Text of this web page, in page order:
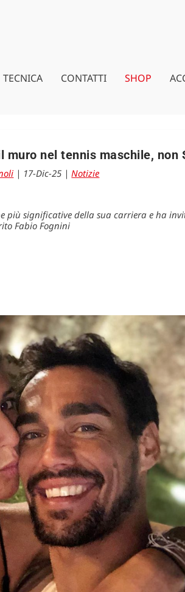
TECNICA CONTATTI SHOP
nel tennis maschile, non
| 17-Dic-25 |Notizie
più significative della sua carriera e ha
Fabio Fognini